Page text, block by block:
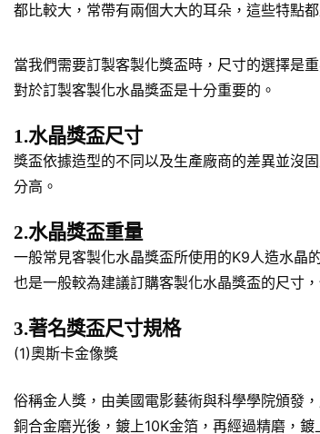
都比較大，常帶有兩個大大的耳朵，這些特點
當我們需要訂製客製化獎盃時，尺寸的選擇是
對於訂製客製化水晶獎盃是十分重要的。
1.水晶獎盃尺寸
獎盃依據造型的不同以及生產廠商的差異並沒
分高。
2.水晶獎盃重量
一般常見客製化水晶獎盃所使用的K9人造水晶
也是一般較為建議訂購客製化水晶獎盃的尺寸
3.著名獎盃尺寸規格
(1)奧斯卡金像獎
俗稱金人獎，由美國電影藝術與科學學院頒發
銅合金磨光後，鍍上10K金箔，再經過精磨，